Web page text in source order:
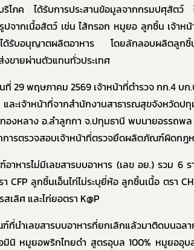
ริโภค ได้รับการประสานข้อมูลจากกรมปศุสัตว์
ปจากเนื้อสัตว์ เช่น ไส้กรอก หมูยอ ลูกชิ้น เจ้าห
ด้รับอนุญาตผลิตอาหาร โดยลักลอบผลิตลูกชิ้
ขายผ่านตัวแทนทั่วประเทศ
ที่ 29 พฤษภาคม 2569 เจ้าหน้าที่ตำรวจ กก.4 บก
ละเจ้าหน้าที่จากสำนักงานสาธารณสุขจังหวัดป
งหลาง อ.ลำลูกกา จ.ปทุมธานี พบนายอรรถพล
การตรวจสอบเจ้าหน้าที่ตรวจยึดผลิตภัณฑ์ผิดกฎ
าหารไม่มีเลขสารบบอาหาร (เลข อย.) รวม 6 ร
าCFP ลูกชิ้นเอ็นไก่ไม่ระบุยี่ห้อ ลูกชิ้นเนื้อ ตรา
เลิศ และไก่ยอตรา K@P
ที่นำเลขสารบบอาหารที่ยกเลิกแล้วมาติดบนฉล
มินิ หมูยอพริกไทยดำ สูตรอุบล 100% หมูยออุ